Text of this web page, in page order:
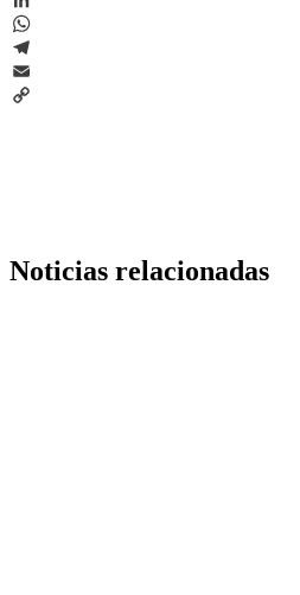
LinkedIn
WhatsApp
Telegram
Email
Noticias relacionadas